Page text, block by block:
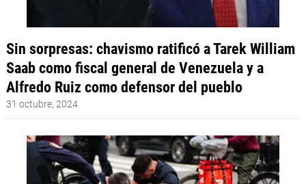
Sin sorpresas: chavismo ratificó a Tarek William
Saab como fiscal general de Venezuela y a
Alfredo Ruiz como defensor del pueblo
31 octubre, 2024